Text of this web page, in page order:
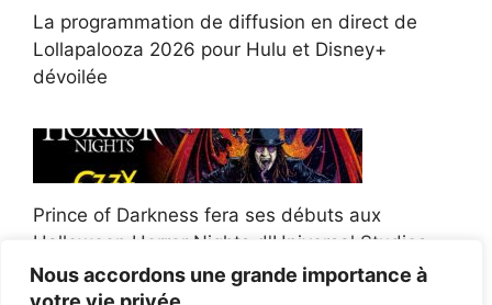
Nous accordons une grande importance à
La programmation de diffusion en direct de
Lollapalooza 2026 pour Hulu et Disney+
dévoilée
Prince of Darkness fera ses débuts aux
Halloween Horror Nights d'Universal Studios